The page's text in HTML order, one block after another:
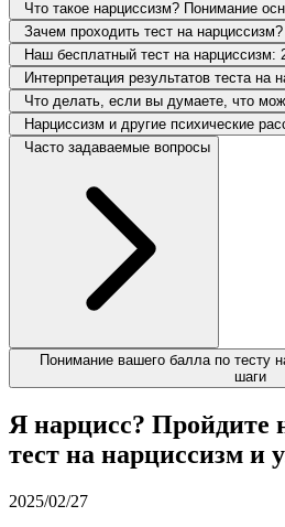
Что такое нарциссизм? Понимание
Зачем проходить тест на нарциссизм?
Наш бесплатный тест на нарциссизм:
Интерпретация результатов теста на
Что делать, если вы думаете, что
Нарциссизм и другие психические
Часто задаваемые вопросы
Понимание вашего балла по тесту
шаги
Я нарцисс? Пройдите
тест на нарциссизм и
2025/02/27